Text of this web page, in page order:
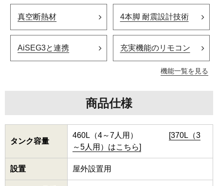
真空断熱材 4本脚 耐震設計技術
AiSEG3と連携 充実機能のリモコン
機能一覧を見る
商品仕様
タンク容量
460L（4～7人用）
[370L（3
～5人用）はこちら]
設置 屋外設置用